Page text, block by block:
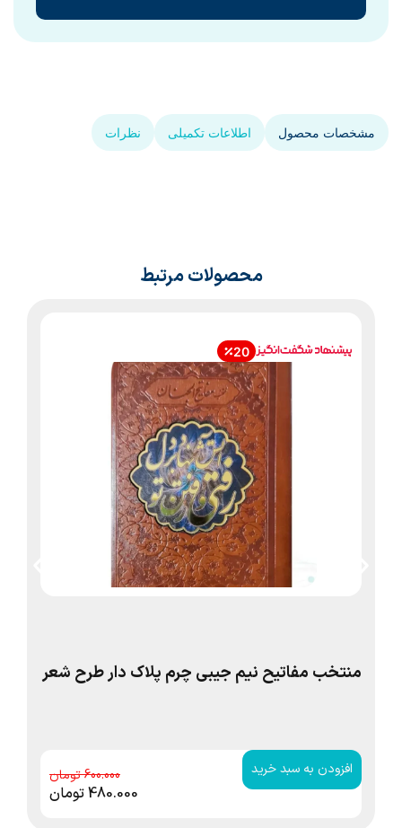
مشخصات محصول اطلاعات تکمیلی نظرات
محصولات مرتبط
20
منتخب مفاتیح نیم جیبی چرم پلاک دار طرح شعر
افزودن به سبد خرید 600.000
480.000تومان